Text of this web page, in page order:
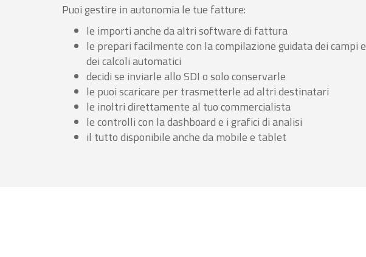
Puoi gestire in autonomia le tue fatture:
le importi anche da altri software di fattura
le prepari facilmente con la compilazione guidata dei campi e
dei calcoli automatici
decidi se inviarle allo SDI o solo conservarle
le puoi scaricare per trasmetterle ad altri destinatari
le inoltri direttamente al tuo commercialista
le controlli con la dashboard e i grafici di analisi
il tutto disponibile anche da mobile e tablet